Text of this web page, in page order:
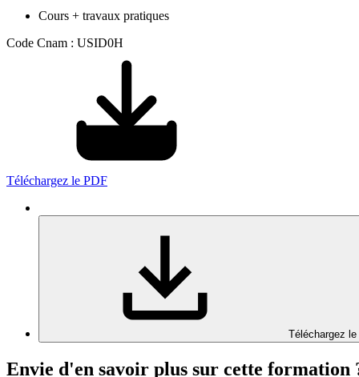
Cours + travaux pratiques
Code Cnam : USID0H
Téléchargez le PDF
Téléchargez le
Envie d'en savoir plus sur cette formation